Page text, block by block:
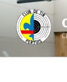
contenu
principal